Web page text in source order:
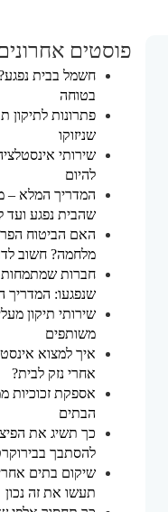
פוסטים
חשמל בבית
בטוחה
פתרונות לתיקון
שניזוקו
שירותי
להיום
המדריך המלא –
שהבית נפגע ועד
האם הביטוח
מלחמה? חשוב
חברות
שנפגעו: המדריך
שירותי תיקון
משותפים
איך למצוא
אחרי נזק לבית?
אספקת זכוכיות
הבתים
כך תשיג את
להסתבך
שיקום בתים
תעשו את זה נכון